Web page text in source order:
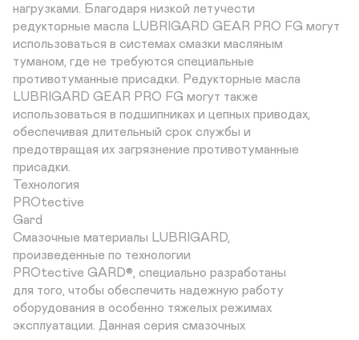
нагрузками. Благодаря низкой летучести
редукторные масла LUBRIGARD GEAR PRO FG могут
использоваться в системах смазки масляным
туманом, где не требуются специальные
противотуманные присадки. Редукторные масла
LUBRIGARD GEAR PRO FG могут также
использоваться в подшипниках и цепных приводах,
обеспечивая длительный срок службы и
предотвращая их загрязнение противотуманные
присадки.
Технология
PROtective
Gard
Смазочные материалы LUBRIGARD,
произведенные по технологии
PROtective GARD®, специально разработаны
для того, чтобы обеспечить надежную работу
оборудования в особенно тяжелых режимах
эксплуатации. Данная серия смазочных